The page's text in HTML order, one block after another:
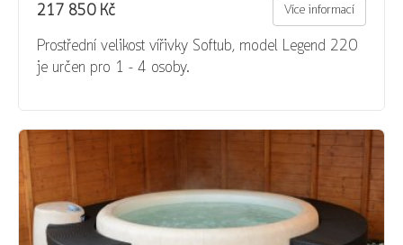
217 850 Kč Více informací
Prostřední velikost vířivky Softub, model Legend 220
je určen pro 1 – 4 osoby.